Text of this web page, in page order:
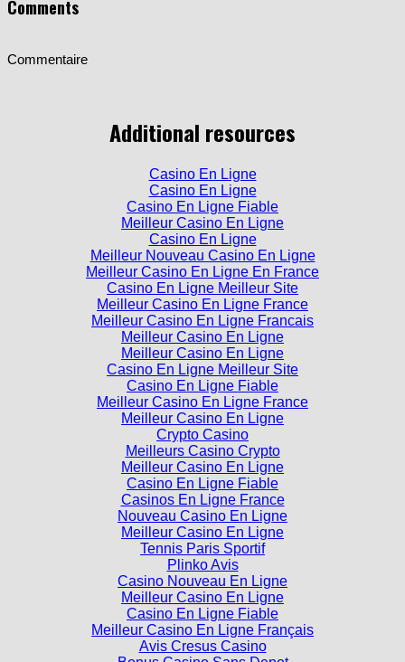
Casino En Ligne
Casino En Ligne Fiable
Meilleur Casino En Ligne
Casino En Ligne
Meilleur Nouveau Casino En Ligne
Meilleur Casino En Ligne En France
Casino En Ligne Meilleur Site
Meilleur Casino En Ligne France
Meilleur Casino En Ligne Francais
Meilleur Casino En Ligne
Meilleur Casino En Ligne
Casino En Ligne Meilleur Site
Casino En Ligne Fiable
Meilleur Casino En Ligne France
Meilleur Casino En Ligne
Crypto Casino
Meilleurs Casino Crypto
Meilleur Casino En Ligne
Casino En Ligne Fiable
Casinos En Ligne France
Nouveau Casino En Ligne
Meilleur Casino En Ligne
Tennis Paris Sportif
Plinko Avis
Casino Nouveau En Ligne
Meilleur Casino En Ligne
Casino En Ligne Fiable
Meilleur Casino En Ligne Français
Avis Cresus Casino
Bonus Casino Sans Depot